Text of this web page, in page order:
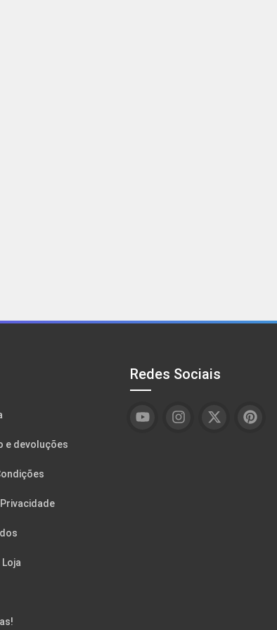
e devoluções
Redes Sociais